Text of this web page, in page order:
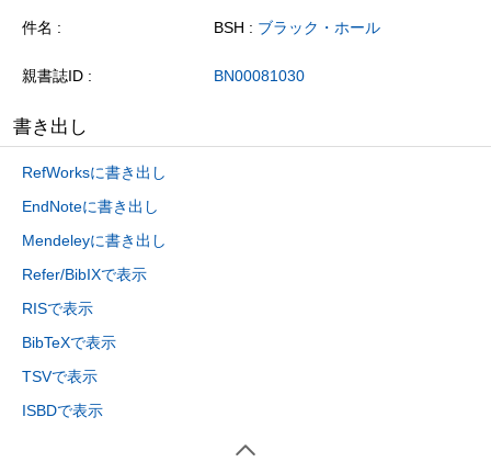
件名 BSH : ブラック・ホール
親書誌ID BN00081030
書き出し
RefWorksに書き出し
EndNoteに書き出し
Mendeleyに書き出し
Refer/BibIXで表示
RISで表示
BibTeXで表示
TSVで表示
ISBDで表示